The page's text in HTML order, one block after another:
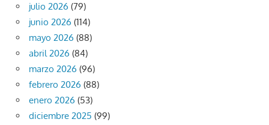
julio 2026 (79)
junio 2026 (114)
mayo 2026 (88)
abril 2026 (84)
marzo 2026 (96)
febrero 2026 (88)
enero 2026 (53)
diciembre 2025 (99)